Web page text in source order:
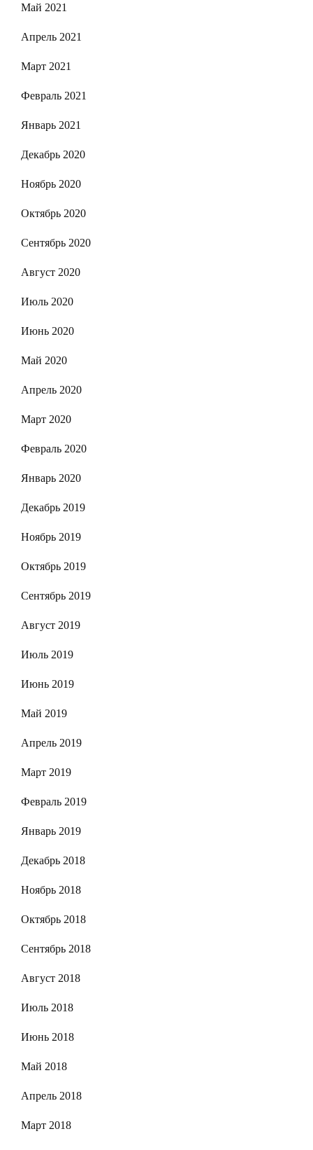
Май 2021
Апрель 2021
Март 2021
Февраль 2021
Январь 2021
Декабрь 2020
Ноябрь 2020
Октябрь 2020
Сентябрь 2020
Август 2020
Июль 2020
Июнь 2020
Май 2020
Апрель 2020
Март 2020
Февраль 2020
Январь 2020
Декабрь 2019
Ноябрь 2019
Октябрь 2019
Сентябрь 2019
Август 2019
Июль 2019
Июнь 2019
Май 2019
Апрель 2019
Март 2019
Февраль 2019
Январь 2019
Декабрь 2018
Ноябрь 2018
Октябрь 2018
Сентябрь 2018
Август 2018
Июль 2018
Июнь 2018
Май 2018
Апрель 2018
Март 2018